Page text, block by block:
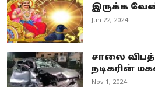
இருக்க
Jun 22, 2024
சாலை
நடிகரின்
Nov 1, 2024